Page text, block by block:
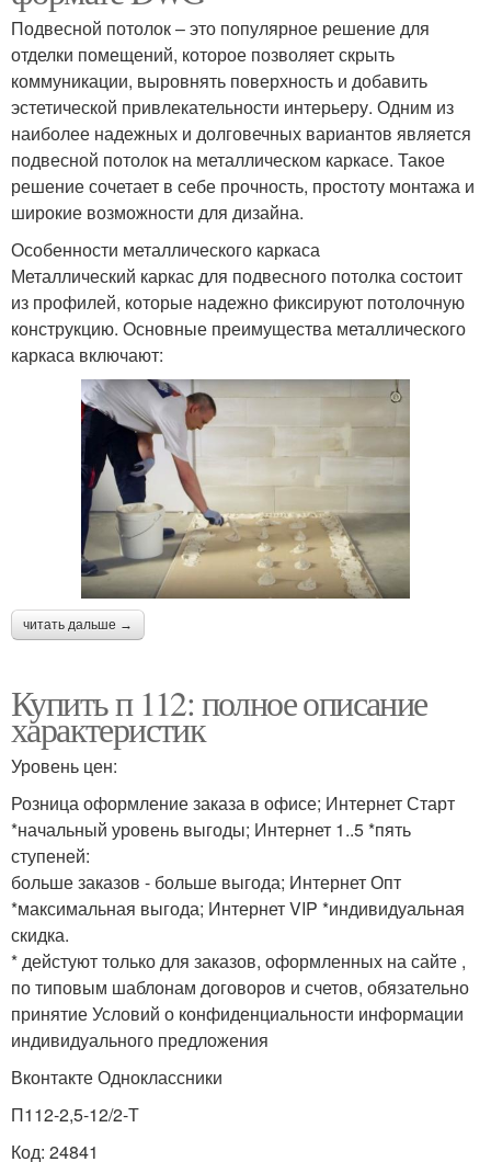
Подвесной потолок – это популярное решение для
отделки помещений, которое позволяет скрыть
коммуникации, выровнять поверхность и добавить
эстетической привлекательности интерьеру. Одним из
наиболее надежных и долговечных вариантов является
подвесной потолок на металлическом каркасе. Такое
решение сочетает в себе прочность, простоту монтажа и
широкие возможности для дизайна.
Особенности металлического каркаса
Металлический каркас для подвесного потолка состоит
из профилей, которые надежно фиксируют потолочную
конструкцию. Основные преимущества металлического
каркаса включают:
читать дальше →
Купить п 112: полное описание
характеристик
Уровень цен:
Розница оформление заказа в офисе; Интернет Старт
*начальный уровень выгоды; Интернет 1..5 *пять
ступеней:
больше заказов - больше выгода; Интернет Опт
*максимальная выгода; Интернет VIP *индивидуальная
скидка.
* дейстуют только для заказов, оформленных на сайте ,
по типовым шаблонам договоров и счетов, обяза­тель­но
принятие Условий о конфи­ден­циальности инфор­ма­ции
инди­видуаль­ного пред­ло­жения
Вконтакте Одноклассники
П112-2,5-12/2-Т
Код: 24841